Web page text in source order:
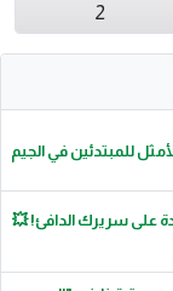
2
للمبتدئين في الجيم
على سريرك الدافئ! 💥